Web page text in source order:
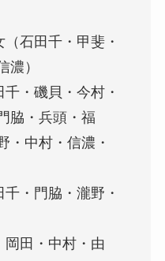
石田千・甲斐・
濃）
・磯貝・今村・
脇・兵頭・福
・中村・信濃・
・門脇・瀧野・
岡田・中村・由